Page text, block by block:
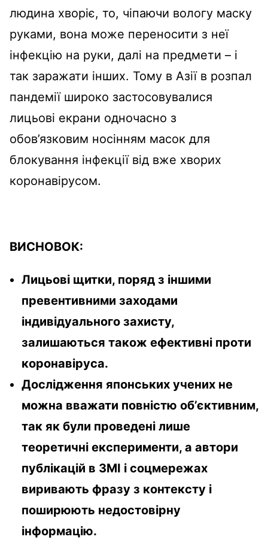
людина хворіє, то, чіпаючи вологу маску
руками, вона може переносити з неї
інфекцію на руки, далі на предмети – і
так заражати інших. Тому в Азії в розпал
пандемії широко застосовувалися
лицьові екрани одночасно з
обов’язковим носінням масок для
блокування інфекції від вже хворих
коронавірусом.
ВИСНОВОК:
Лицьові щитки, поряд з іншими
превентивними заходами
індивідуального захисту,
залишаються також ефективні проти
коронавіруса.
Дослідження японських учених не
можна вважати повністю об’єктивним,
так як були проведені лише
теоретичні експерименти, а автори
публікацій в ЗМІ і соцмережах
виривають фразу з контексту і
поширюють недостовірну
інформацію.